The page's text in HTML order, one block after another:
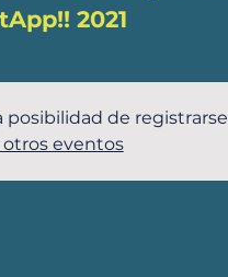
2021
posibilidad de registrarse
otros eventos